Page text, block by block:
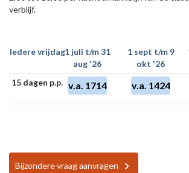
verblijf.
Iedere vrijdag1 juli t/m 31
aug '26
1 sept t/m 9
okt '26
15 dagen p.p. v.a. 1714 v.a. 1424
Bijzondere vraag aanvragen